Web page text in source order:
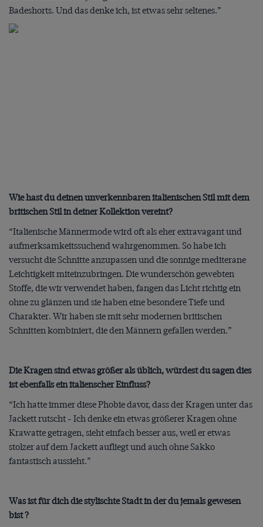
Badeshorts. Und das denke ich, ist etwas sehr seltenes.”
Wie hast du deinen unverkennbaren italienischen Stil mit dem
britischen Stil in deiner Kollektion vereint?
“Italienische Männermode wird oft als eher extravagant und
aufmerksamkeitssuchend wahrgenommen. So habe ich
versucht die Schnitte anzupassen und die sonnige mediterane
Leichtigkeit miteinzubringen. Die wunderschön gewebten
Stoffe, die wir verwendet haben, fangen das Licht richtig ein
ohne zu glänzen und sie haben eine besondere Tiefe und
Charakter. Wir haben sie mit sehr modernen britischen
Schnitten kombiniert, die den Männern gefallen werden.”
Die Kragen sind etwas größer als üblich, würdest du sagen dies
ist ebenfalls ein italienscher Einfluss?
“Ich hatte immer diese Phobie davor, dass der Kragen unter das
Jackett rutscht - Ich denke ein etwas größerer Kragen ohne
Krawatte getragen, sieht einfach besser aus, weil er etwas
stolzer auf dem Jackett aufliegt und auch ohne Sakko
fantastisch aussieht.”
Was ist für dich die stylischte Stadt in der du jemals gewesen
bist ?